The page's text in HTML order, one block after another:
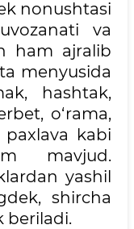
nonushtasi
va
ham ajralib
menyusida
hashtak,
o‘rama,
kabi
mavjud.
yashil
shircha
beriladi.